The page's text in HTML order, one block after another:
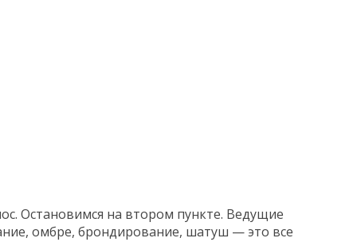
Остановимся на втором пункте. Ведущие
омбре, брондирование, шатуш — это все